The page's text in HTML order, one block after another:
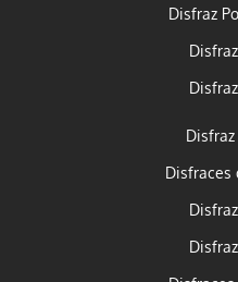
Disfraz
Disfraces